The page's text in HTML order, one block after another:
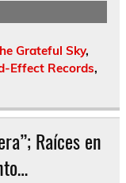
Grateful Sky,
Effect Records,
Raíces en